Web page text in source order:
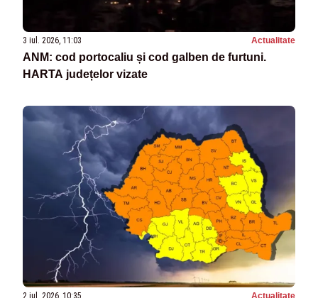
3 iul. 2026, 11:03 Actualitate
ANM: cod portocaliu și cod galben de furtuni.
HARTA județelor vizate
2 iul. 2026, 10:35 Actualitate